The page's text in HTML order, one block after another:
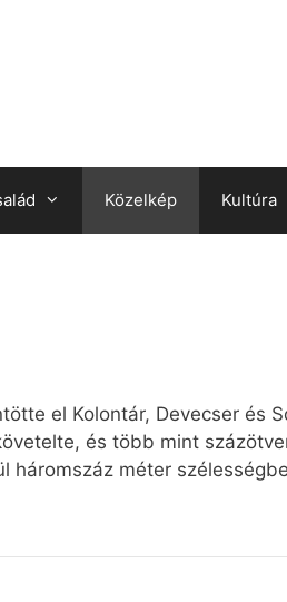
Közelkép Kultúra
el Kolontár, Devecser és
és több mint
háromszáz méter